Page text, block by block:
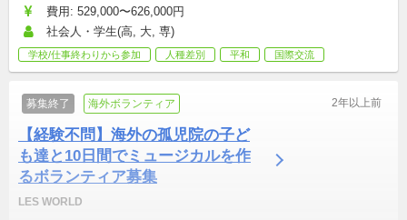
費用: 529,000〜626,000円
社会人・学生(高, 大, 専)
学校/仕事終わりから参加 人種差別 平和 国際交流
募集終了 海外ボランティア 2年以上前
【経験不問】海外の孤児院の子ど
も達と10日間でミュージカルを作
るボランティア募集
LES WORLD